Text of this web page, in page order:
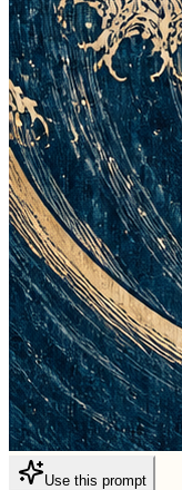
Use this prompt